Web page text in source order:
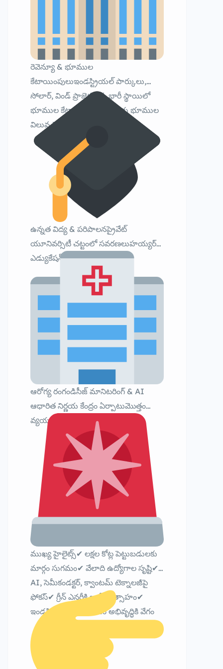
రెవెన్యూ & భూముల
కేటాయింపులుఇండస్ట్రియల్ పార్కులు,
సోలార్, విండ్ ప్రాజెక్టులకు భారీ స్థాయిలో
భూముల కేటాయింపుAPIIC కు భూముల
విలువ చెల్లింపు నిర్ణయం
ఉన్నత విద్య & పరిపాలనప్రైవేట్
యూనివర్సిటీ చట్టంలో సవరణలుహయ్యర్
ఎడ్యుకేషన్ కమిషన్ పునర్నిర్మాణం
ఆరోగ్య రంగండిసీజ్ మానిటరింగ్ & AI
ఆధారిత నిర్ణయ కేంద్రం ఏర్పాటుమొత్తం
వ్యయం: ₹5.73 కోట్లు
ముఖ్య హైలైట్స్✔ లక్షల కోట్ల పెట్టుబడులకు
మార్గం సుగమం✔ వేలాది ఉద్యోగాల సృష్టి✔
AI, సెమీకండక్టర్, క్వాంటమ్ టెక్నాలజీపై
ఫోకస్✔ గ్రీన్ ఎనర్జీకి భారీ ప్రోత్సాహం✔
ఇండస్ట్రియల్ & టూరిజం అభివృద్ధికి వేగం